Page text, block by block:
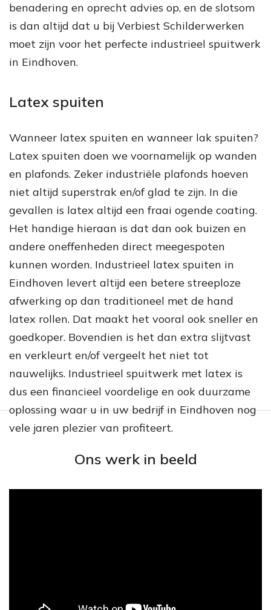
benadering en oprecht advies op, en de slotsom
is dan altijd dat u bij Verbiest Schilderwerken
moet zijn voor het perfecte industrieel spuitwerk
in Eindhoven.
Latex spuiten
Wanneer latex spuiten en wanneer lak spuiten?
Latex spuiten doen we voornamelijk op wanden
en plafonds. Zeker industriële plafonds hoeven
niet altijd superstrak en/of glad te zijn. In die
gevallen is latex altijd een fraai ogende coating.
Het handige hieraan is dat dan ook buizen en
andere oneffenheden direct meegespoten
kunnen worden. Industrieel latex spuiten in
Eindhoven levert altijd een betere streeploze
afwerking op dan traditioneel met de hand
latex rollen. Dat maakt het vooral ook sneller en
goedkoper. Bovendien is het dan extra slijtvast
en verkleurt en/of vergeelt het niet tot
nauwelijks. Industrieel spuitwerk met latex is
dus een financieel voordelige en ook duurzame
oplossing waar u in uw bedrijf in Eindhoven nog
vele jaren plezier van profiteert.
Ons werk in beeld